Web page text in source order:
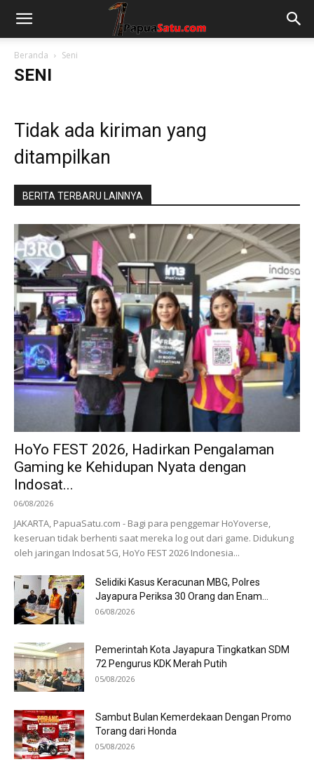
Beranda Seni
SENI
Tidak ada kiriman yang
ditampilkan
BERITA TERBARU LAINNYA
HoYo FEST 2026, Hadirkan Pengalaman
Gaming ke Kehidupan Nyata dengan
Indosat...
06/08/2026
JAKARTA, PapuaSatu.com - Bagi para penggemar HoYoverse,
keseruan tidak berhenti saat mereka log out dari game. Didukung
oleh jaringan Indosat 5G, HoYo FEST 2026 Indonesia...
Selidiki Kasus Keracunan MBG, Polres
Jayapura Periksa 30 Orang dan Enam...
06/08/2026
Pemerintah Kota Jayapura Tingkatkan SDM
72 Pengurus KDK Merah Putih
05/08/2026
Sambut Bulan Kemerdekaan Dengan Promo
Torang dari Honda
05/08/2026